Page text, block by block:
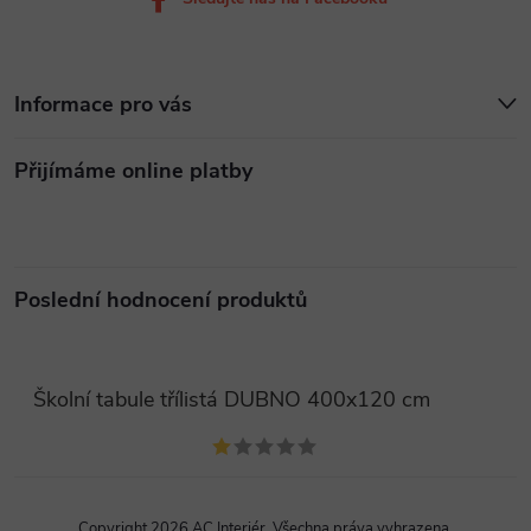
Informace pro vás
Přijímáme online platby
Poslední hodnocení produktů
Školní tabule třílistá DUBNO 400x120 cm